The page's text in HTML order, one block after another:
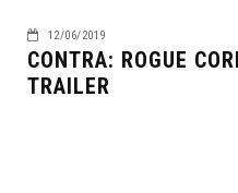
12/06/2019
CONTRA: ROGUE
TRAILER